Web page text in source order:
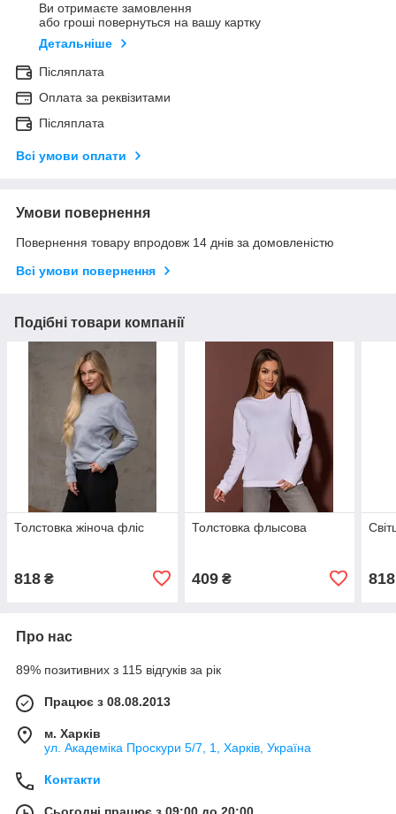
Ви отримаєте замовлення
або гроші повернуться на вашу картку
Детальніше
Післяплата
Оплата за реквізитами
Післяплата
Всі умови оплати
Умови повернення
Повернення товару впродовж 14 днів за домовленістю
Всі умови повернення
Подібні товари компанії
Толстовка жіноча фліс
818 ₴
Толстовка флысова
409₴ 818
Про нас
89% позитивних з 115 відгуків за рік
Працює з 08.08.2013
м. Харків
ул. Академіка Проскури 5/7, 1, Харків, Україна
Контакти